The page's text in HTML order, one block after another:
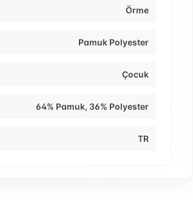
Örme
Pamuk Polyester
Çocuk
64% Pamuk, 36% Polyester
TR